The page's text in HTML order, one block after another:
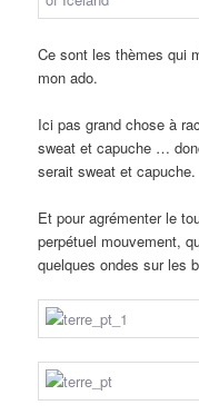
Ce sont les thèmes qui
mon ado.
Ici pas grand chose à
sweat et capuche …
serait sweat et capuche.
Et pour agrémenter le
perpétuel mouvement,
quelques ondes sur les